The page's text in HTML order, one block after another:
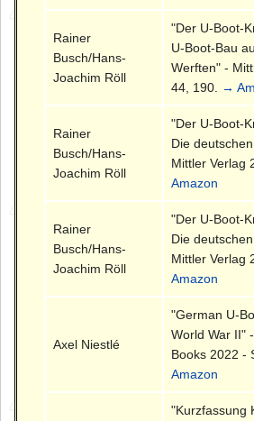
Rainer
Busch/Hans-
Joachim Röll
"Der U-Boot-
U-Boot-Bau
Werften" -
44, 190.
→
Rainer
Busch/Hans-
Joachim Röll
"Der U-Boot-
Die
Mittler Verlag
Amazon
Rainer
Busch/Hans-
Joachim Röll
"Der U-Boot-
Die
Mittler Verlag
Amazon
Axel Niestlé
"German U-
World War II"
Books 2022 -
Amazon
"Kurzfassung